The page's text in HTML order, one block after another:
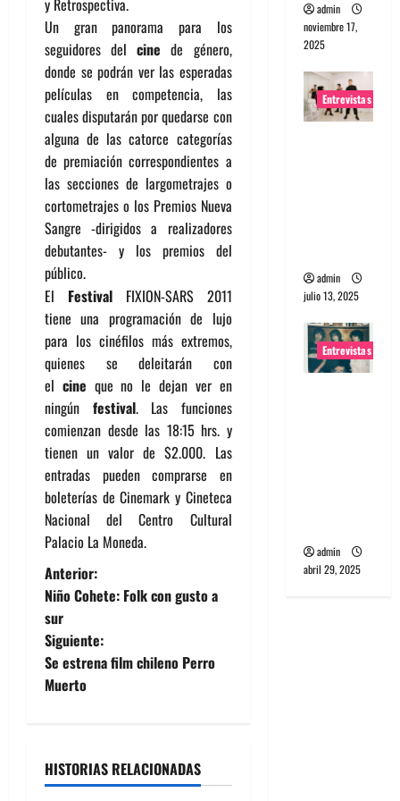
y Retrospectiva.
Un gran panorama para los
seguidores delcine de género,
donde se podrán ver las esperadas
películas en competencia, las
cuales disputarán por quedarse con
alguna de las catorce categorías
de premiación correspondientes a
las secciones de largometrajes o
cortometrajes o los Premios Nueva
Sangre -dirigidos a realizadores
debutantes- y los premios del
público.
El FestivalFIXION-SARS 2011
tiene una programación de lujo
para los cinéfilos más extremos,
quienes se deleitarán con
el cine que no le dejan ver en
ningún festival. Las funciones
comienzan desde las 18:15 hrs. y
tienen un valor de $2.000. Las
entradas pueden comprarse en
boleterías de Cinemark y Cineteca
Nacional del Centro Cultural
Palacio La Moneda.
N
a
v
e
a
Anterior:
Niño Cohete: Folk con gusto a
sur
Siguiente:
Se estrena film chileno Perro
Muerto
HISTORIAS RELACIONADAS
admin
noviembre 17,
2025
Entrevistas
admin
julio 13, 2025
Entrevistas
admin
abril 29, 2025